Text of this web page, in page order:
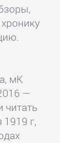
мК
—
читать
г,